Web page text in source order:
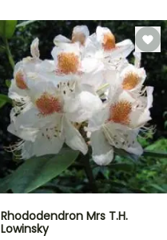
Rhododendron Mrs T.H.
Lowinsky